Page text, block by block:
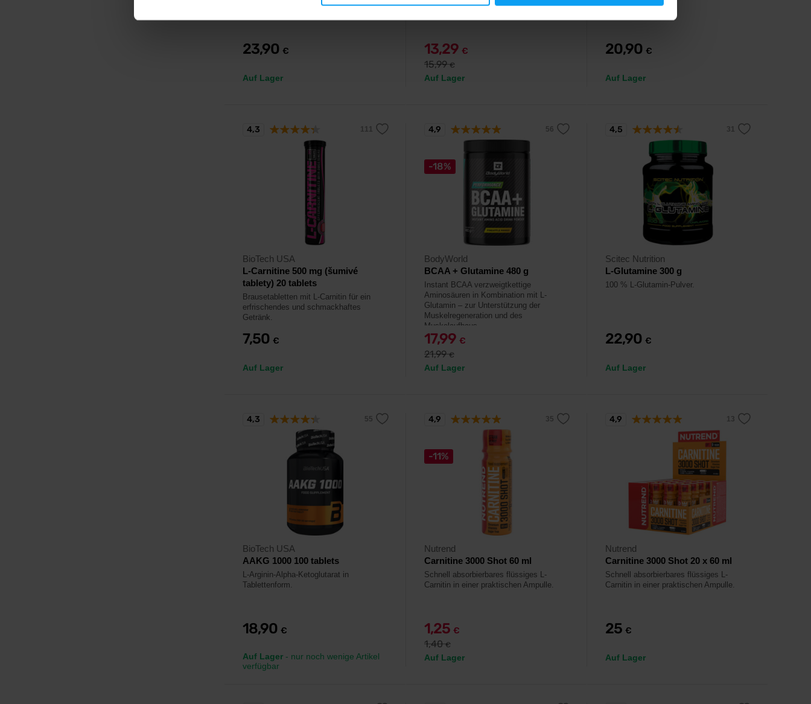
23,90 €
Auf Lager
höchster Qualität.
13,29 €
15,99€
Auf Lager
20,90 €
Auf Lager
BioTech USA
L-Carnitine 500 mg (šumivé
tablety) 20 tablets
Brausetabletten mit L-Carnitin für ein
erfrischendes und schmackhaftes
Getränk.
7,50 €
Auf Lager
4,3
-18%
BodyWorld
BCAA + Glutamine 480 g
Instant BCAA verzweigtkettige
Aminosäuren in Kombination mit L-
Glutamin – zur Unterstützung der
Muskelregeneration und des
Muskelaufbaus.
17,99 €
21,99€
Auf Lager
4,9
Scitec Nutrition
L-Glutamine 300 g
100 % L-Glutamin-Pulver.
22,90 €
Auf Lager
4,5
BioTech USA
AAKG 1000 100 tablets
L-Arginin-Alpha-Ketoglutarat in
Tablettenform.
18,90 €
Auf Lager - nur noch wenige Artikel
verfügbar
4,3
-11%
Nutrend
Carnitine 3000 Shot 60 ml
Schnell absorbierbares flüssiges L-
Carnitin in einer praktischen Ampulle.
1,25 €
1,40€
Auf Lager
4,9
Nutrend
Carnitine 3000 Shot 20 x 60 ml
Schnell absorbierbares flüssiges L-
Carnitin in einer praktischen Ampulle.
25 €
Auf Lager
4,9